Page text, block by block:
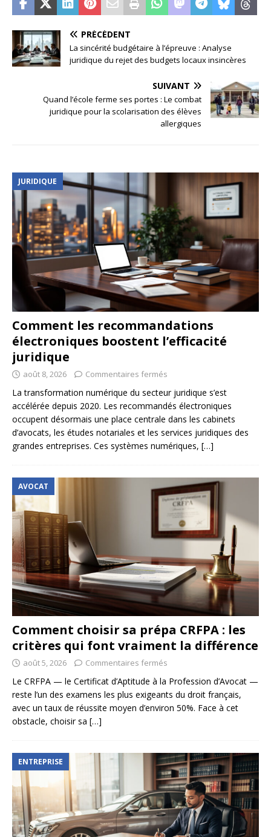
PRÉCÉDENT
La sincérité budgétaire à l’épreuve : Analyse
juridique du rejet des budgets locaux insincères
SUIVANT
Quand l’école ferme ses portes : Le combat
juridique pour la scolarisation des élèves
allergiques
JURIDIQUE
Comment les recommandations
électroniques boostent l’efficacité
juridique
août 8, 2026 Commentaires fermés
La transformation numérique du secteur juridique s’est
accélérée depuis 2020. Les recommandés électroniques
occupent désormais une place centrale dans les cabinets
d’avocats, les études notariales et les services juridiques des
grandes entreprises. Ces systèmes numériques, […]
AVOCAT
Comment choisir sa prépa CRFPA : les
critères qui font vraiment la différence
août 5, 2026 Commentaires fermés
Le CRFPA — le Certificat d’Aptitude à la Profession d’Avocat —
reste l’un des examens les plus exigeants du droit français,
avec un taux de réussite moyen d’environ 50%. Face à cet
obstacle, choisir sa […]
ENTREPRISE